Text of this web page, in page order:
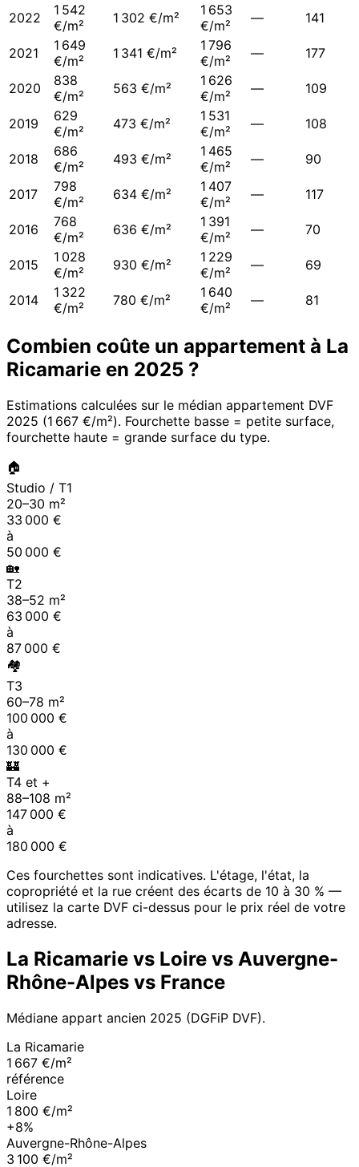
2022
1 542
€/m²
1 302 €/m²
1 653
€/m²
— 141
2021
1 649
€/m²
1 341 €/m²
1 796
€/m²
— 177
2020
838
€/m²
563 €/m²
1 626
€/m²
— 109
2019
629
€/m²
473 €/m²
1 531
€/m²
— 108
2018
686
€/m²
493 €/m²
1 465
€/m²
— 90
2017
798
€/m²
634 €/m²
1 407
€/m²
— 117
2016
768
€/m²
636 €/m²
1 391
€/m²
— 70
2015
1 028
€/m²
930 €/m²
1 229
€/m²
— 69
2014
1 322
€/m²
780 €/m²
1 640
€/m²
— 81
Combien coûte un appartement à La
Ricamarie en 2025 ?
Estimations calculées sur le médian appartement DVF
2025 (1 667 €/m²). Fourchette basse = petite surface,
fourchette haute = grande surface du type.
🏠
Studio / T1
20–30 m²
33 000 €
à
50 000 €
🏡
T2
38–52 m²
63 000 €
à
87 000 €
🏘
T3
60–78 m²
100 000 €
à
130 000 €
🏰
T4 et +
88–108 m²
147 000 €
à
180 000 €
Ces fourchettes sont indicatives. L'étage, l'état, la
copropriété et la rue créent des écarts de 10 à 30 % —
utilisez la carte DVF ci-dessus pour le prix réel de votre
adresse.
La Ricamarie vs Loire vs Auvergne-
Rhône-Alpes vs France
Médiane appart ancien 2025 (DGFiP DVF).
La Ricamarie
1 667 €/m²
référence
Loire
1 800 €/m²
+8%
Auvergne-Rhône-Alpes
3 100 €/m²